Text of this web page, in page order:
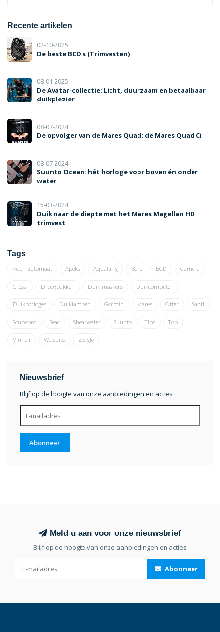
Recente artikelen
02-10-2025
De beste BCD's (Trimvesten)
08-01-2025
De Avatar-collectie: Licht, duurzaam en betaalbaar
duikplezier
08-07-2024
De opvolger van de Mares Quad: de Mares Quad Ci
08-07-2024
Suunto Ocean: hét horloge voor boven én onder
water
15-03-2024
Duik naar de diepte met het Mares Magellan HD
trimvest
Tags
Ademautomaat Apeks Aqualung Bare BCD Camera
Cressi Droogpakken Duik maskers Duikcomputer
Duikhorloges Duiklampen Garmin Mares Otter Santi
Scubapro Seac Shearwater Suunto Tips Top
Vinnen Wetsuits Zeagle
Nieuwsbrief
Blijf op de hoogte van onze aanbiedingen en acties
Abonneer
Meld u aan voor onze nieuwsbrief
Blijf op de hoogte van onze aanbiedingen en acties
Abonneer